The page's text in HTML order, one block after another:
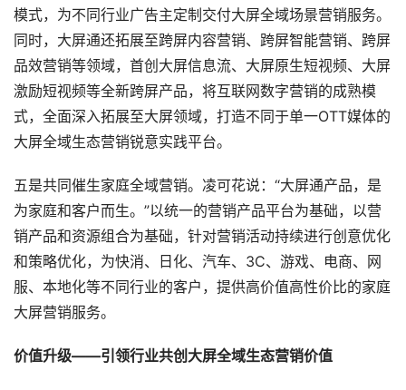
模式，为不同行业广告主定制交付大屏全域场景营销服务。
同时，大屏通还拓展至跨屏内容营销、跨屏智能营销、跨屏
品效营销等领域，首创大屏信息流、大屏原生短视频、大屏
激励短视频等全新跨屏产品，将互联网数字营销的成熟模
式，全面深入拓展至大屏领域，打造不同于单一OTT媒体的
大屏全域生态营销锐意实践平台。
五是共同催生家庭全域营销。凌可花说：“大屏通产品，是
为家庭和客户而生。”以统一的营销产品平台为基础，以营
销产品和资源组合为基础，针对营销活动持续进行创意优化
和策略优化，为快消、日化、汽车、3C、游戏、电商、网
服、本地化等不同行业的客户，提供高价值高性价比的家庭
大屏营销服务。
价值升级——引领行业共创大屏全域生态营销价值